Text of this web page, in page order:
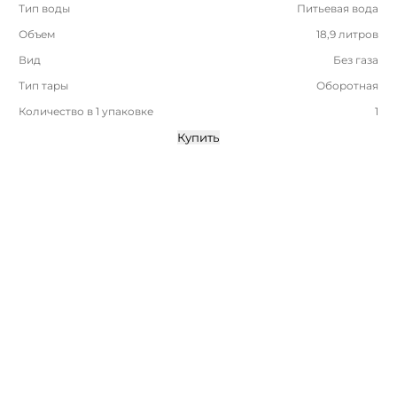
Тип воды
Питьевая вода
Объем
18,9 литров
Вид
Без газа
Тип тары
Оборотная
Количество в 1 упаковке
1
Купить